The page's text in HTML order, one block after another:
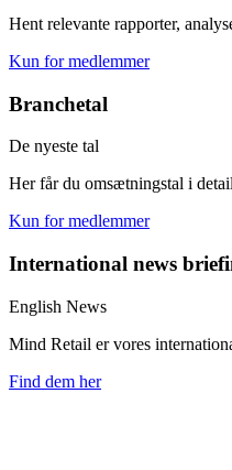
Hent relevante rapporter,
Kun for medlemmer
Branchetal
De nyeste tal
Her får du omsætningstal i
Kun for medlemmer
International news
English News
Mind Retail er vores
Find dem her